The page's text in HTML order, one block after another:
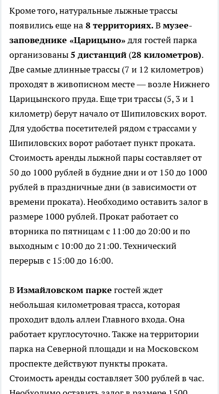
Кроме того, натуральные лыжные трассы
появились еще на 8 территориях.В музее-
заповеднике «Царицыно» для гостей парка
организованы 5 дистанций (28 километров).
Две самые длинные трассы (7 и 12 километров)
проходят в живописном месте — возле Нижнего
Царицынского пруда. Еще три трассы (5, 3 и 1
километр) берут начало от Шипиловских ворот.
Для удобства посетителей рядом с трассами у
Шипиловских ворот работает пункт проката.
Стоимость аренды лыжной пары составляет от
50 до 1000 рублей в будние дни и от 150 до 1000
рублей в праздничные дни (в зависимости от
времени проката). Необходимо оставить залог в
размере 1000 рублей. Прокат работает со
вторника по пятницам с 11:00 до 20:00 и по
выходным с 10:00 до 21:00. Технический
перерыв с 15:00 до 16:00.
В Измайловском парке гостей ждет
небольшая километровая трасса, которая
проходит вдоль аллеи Главного входа. Она
работает круглосуточно. Также на территории
парка на Северной площади и на Московском
проспекте действуют пункты проката.
Стоимость аренды составляет 300 рублей в час.